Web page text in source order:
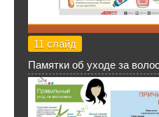
11 слайд
Памятки об уходе за